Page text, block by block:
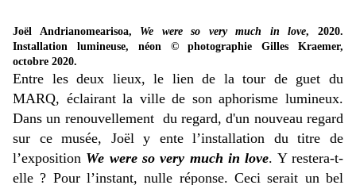
Joël Andrianomearisoa, We were so very much in love, 2020.
Installation lumineuse, néon © photographie Gilles Kraemer,
octobre 2020.
Entre les deux lieux, le lien de la tour de guet du
MARQ, éclairant la ville de son aphorisme lumineux.
Dans un renouvellement du regard, d'un nouveau regard
sur ce musée, Joël y ente l’installation du titre de
l’exposition We were so very much in love. Y restera-t-
elle ? Pour l’instant, nulle réponse. Ceci serait un bel